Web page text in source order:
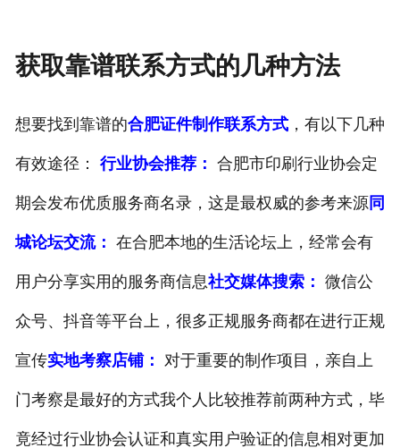
获取靠谱联系方式的几种方法
想要找到靠谱的合肥证件制作联系方式，有以下几种
有效途径： 行业协会推荐： 合肥市印刷行业协会定
期会发布优质服务商名录，这是最权威的参考来源同
城论坛交流： 在合肥本地的生活论坛上，经常会有
用户分享实用的服务商信息社交媒体搜索： 微信公
众号、抖音等平台上，很多正规服务商都在进行正规
宣传实地考察店铺： 对于重要的制作项目，亲自上
门考察是最好的方式我个人比较推荐前两种方式，毕
竟经过行业协会认证和真实用户验证的信息相对更加